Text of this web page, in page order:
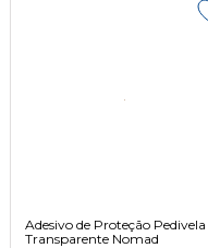
Adesivo de Proteção Pedivela
Transparente Nomad